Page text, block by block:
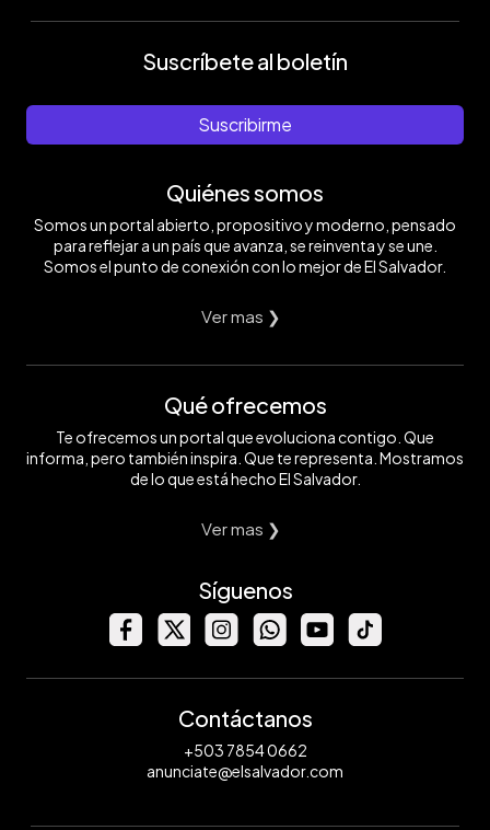
Suscríbete al boletín
Suscribirme
Quiénes somos
Somos un portal abierto, propositivo y moderno, pensado
para reflejar a un país que avanza, se reinventa y se une.
Somos el punto de conexión con lo mejor de El Salvador.
Ver mas ❯
Qué ofrecemos
Te ofrecemos un portal que evoluciona contigo. Que
informa, pero también inspira. Que te representa. Mostramos
de lo que está hecho El Salvador.
Ver mas ❯
Síguenos
Contáctanos
+503 7854 0662
anunciate@elsalvador.com